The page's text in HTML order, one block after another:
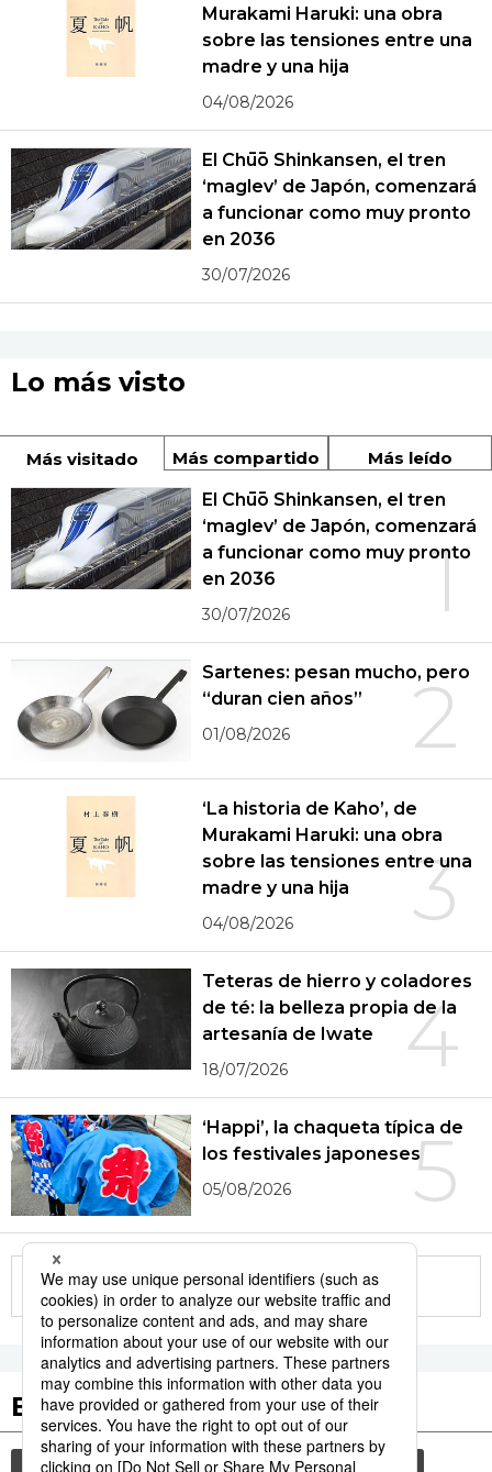
Murakami Haruki: una obra
sobre las tensiones entre una
madre y una hija
04/08/2026
El Chūō Shinkansen, el tren
‘maglev’ de Japón, comenzará
a funcionar como muy pronto
en 2036
30/07/2026
Lo más visto
Más visitado Más compartido Más leído
1
El Chūō Shinkansen, el tren
‘maglev’ de Japón, comenzará
a funcionar como muy pronto
en 2036
30/07/2026
2
Sartenes: pesan mucho, pero
“duran cien años”
01/08/2026
3
‘La historia de Kaho’, de
Murakami Haruki: una obra
sobre las tensiones entre una
madre y una hija
04/08/2026
4
Teteras de hierro y coladores
de té: la belleza propia de la
artesanía de Iwate
18/07/2026
5
‘Happi’, la chaqueta típica de
los festivales japoneses
05/08/2026
More in this series
Etiquetas destacadas
cultura gastronomía vida sociedad